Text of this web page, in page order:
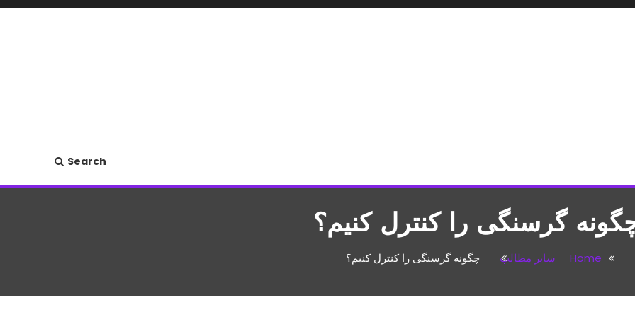
Search
گرسنگی را کنترل کنیم؟
Home سایر مطالب چگونه گرسنگی را کنترل کنیم؟